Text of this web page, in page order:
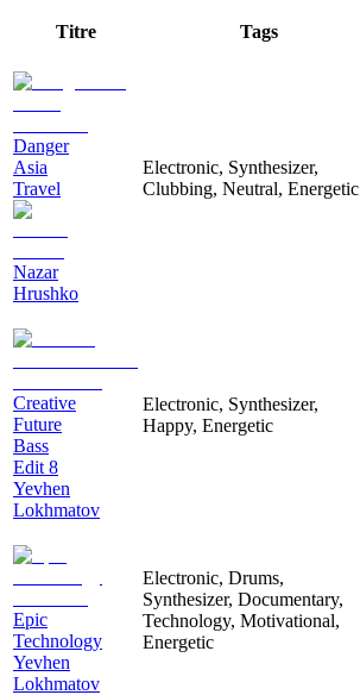
Titre Tags
Danger
Asia
Travel
Nazar
Hrushko
Electronic, Synthesizer,
Clubbing, Neutral, Energetic
Creative
Future
Bass
Edit 8
Yevhen
Lokhmatov
Electronic, Synthesizer,
Happy, Energetic
Epic
Technology
Yevhen
Lokhmatov
Electronic, Drums,
Synthesizer, Documentary,
Technology, Motivational,
Energetic